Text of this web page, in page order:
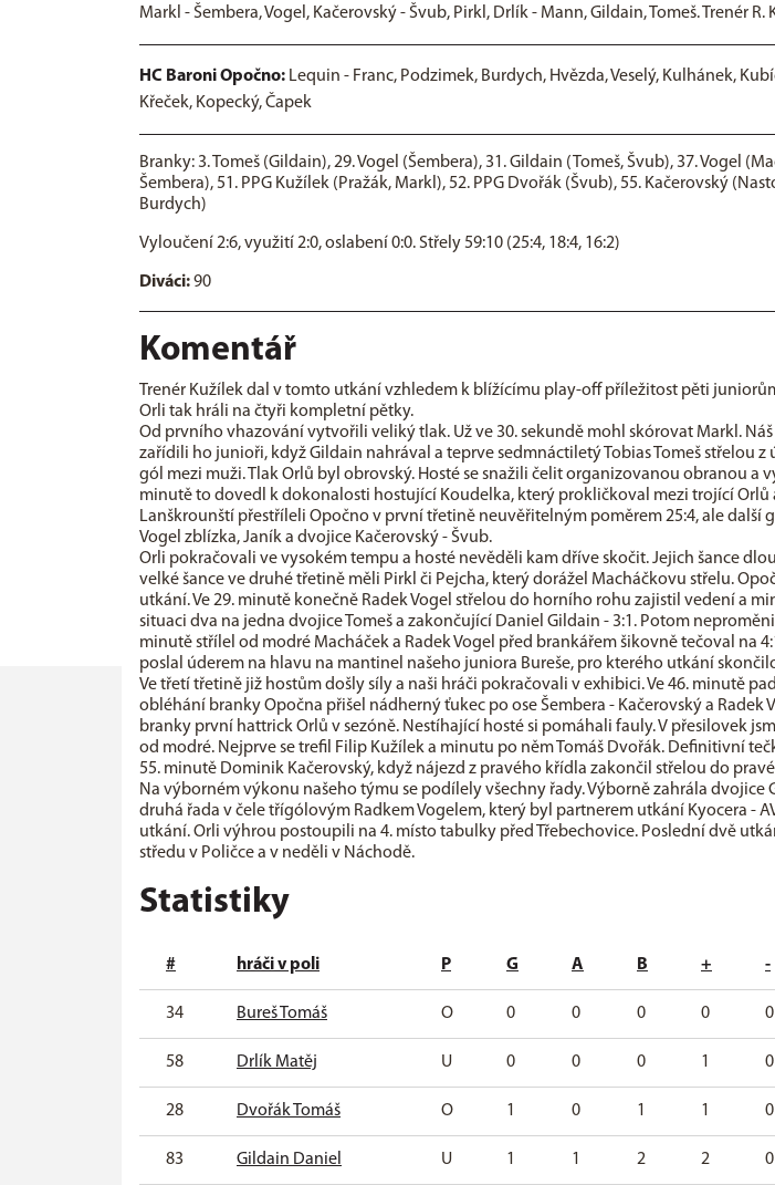
Markl - Šembera, Vogel, Kačerovský - Švub, Pirkl, Drlík - Mann, Gildain, Tomeš. Trenér R.
HC Baroni Opočno: Lequin - Franc, Podzimek, Burdych, Hvězda, Veselý, Kulhánek,
Křeček, Kopecký, Čapek
Branky: 3. Tomeš (Gildain), 29. Vogel (Šembera), 31. Gildain (Tomeš, Švub), 37. Vogel
Šembera), 51. PPG Kužílek (Pražák, Markl), 52. PPG Dvořák (Švub), 55. Kačerovský
Burdych)
Vyloučení 2:6, využití 2:0, oslabení 0:0. Střely 59:10 (25:4, 18:4, 16:2)
Diváci:90
Komentář
Trenér Kužílek dal v tomto utkání vzhledem k blížícímu play-off příležitost pěti
Orli tak hráli na čtyři kompletní pětky.
Od prvního vhazování vytvořili veliký tlak. Už ve 30. sekundě mohl skórovat Markl. Náš
zařídili ho junioři, když Gildain nahrával a teprve sedmnáctiletý Tobias Tomeš střelou
gól mezi muži. Tlak Orlů byl obrovský. Hosté se snažili čelit organizovanou obranou a
minutě to dovedl k dokonalosti hostující Koudelka, který prokličkoval mezi trojící Orlů
Lanškrounští přestříleli Opočno v první třetině neuvěřitelným poměrem 25:4, ale další
Vogel zblízka, Janík a dvojice Kačerovský - Švub.
Orli pokračovali ve vysokém tempu a hosté nevěděli kam dříve skočit. Jejich šance
velké šance ve druhé třetině měli Pirkl či Pejcha, který dorážel Macháčkovu střelu.
utkání. Ve 29. minutě konečně Radek Vogel střelou do horního rohu zajistil vedení a
situaci dva na jedna dvojice Tomeš a zakončující Daniel Gildain - 3:1. Potom
minutě střílel od modré Macháček a Radek Vogel před brankářem šikovně tečoval na
poslal úderem na hlavu na mantinel našeho juniora Bureše, pro kterého utkání
Ve třetí třetině již hostům došly síly a naši hráči pokračovali v exhibici. Ve 46. minutě
obléhání branky Opočna přišel nádherný ťukec po ose Šembera - Kačerovský a Radek
branky první hattrick Orlů v sezóně. Nestíhající hosté si pomáhali fauly. V přesilovek
od modré. Nejprve se trefil Filip Kužílek a minutu po něm Tomáš Dvořák. Definitivní
55. minutě Dominik Kačerovský, když nájezd z pravého křídla zakončil střelou do
Na výborném výkonu našeho týmu se podílely všechny řady. Výborně zahrála dvojice
druhá řada v čele třígólovým Radkem Vogelem, který byl partnerem utkání Kyocera -
utkání. Orli výhrou postoupili na 4. místo tabulky před Třebechovice. Poslední dvě
středu v Poličce a v neděli v Náchodě.
Statistiky
# hráči v poli P G A B + -
34 Bureš Tomáš O 0 0 0 0 0
58 Drlík Matěj U 0 0 0 1 0
28 Dvořák Tomáš O 1 0 1 1 0
83 Gildain Daniel U 1 1 2 2 0